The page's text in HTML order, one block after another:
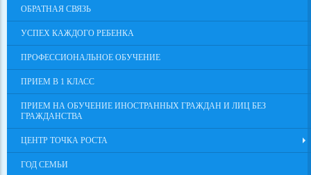
ОБРАТНАЯ СВЯЗЬ
УСПЕХ КАЖДОГО РЕБЕНКА
ПРОФЕССИОНАЛЬНОЕ ОБУЧЕНИЕ
ПРИЕМ В 1 КЛАСС
ПРИЕМ НА ОБУЧЕНИЕ ИНОСТРАННЫХ ГРАЖДАН И ЛИЦ БЕЗ
ГРАЖДАНСТВА
ЦЕНТР ТОЧКА РОСТА
ГОД СЕМЬИ